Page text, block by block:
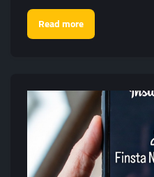
Read more